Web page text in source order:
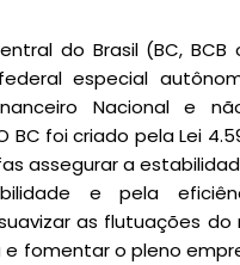
do Brasil (BC,
especial
Nacional e
BC foi criado pela Lei
assegurar a
e pela
as flutuações
fomentar o pleno